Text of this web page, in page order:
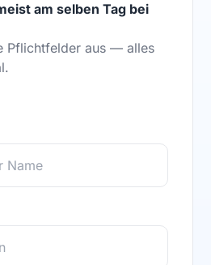
am selben Tag bei
Pflichtfelder aus — alles